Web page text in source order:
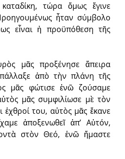
τώρα ὅμως ἔγινε
ἦταν σύμβολο
εἶναι ἡ προϋπόθεση τῆς
μᾶς προξένησε ἄπειρα
ἀπὸ τὴν πλάνη τῆς
μᾶς φώτισε ἐνῶ ζούσαμε
μᾶς συμφιλίωσε μὲ τὸν
ἐχθροί του, αὐτὸς μᾶς ἔκανε
ἀποξενωθεῖ ἀπ’ Αὐτόν,
στὸν Θεό, ἐνῶ ἤμαστε